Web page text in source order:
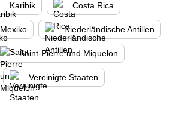
Karibik Costa Rica
Mexiko Niederländische Antillen
Saint-Pierre und Miquelon
Vereinigte Staaten